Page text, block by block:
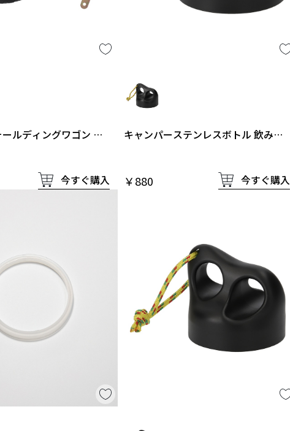
ルディングワゴン タ
今すぐ購入
キャンパーステンレスボトル 飲み口
￥880 今すぐ購入